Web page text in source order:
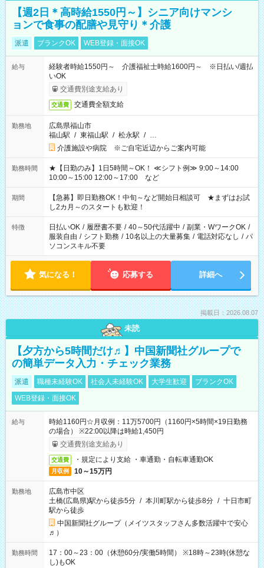
【週2日＊高時給1550円～】シニア向けマンシ
ョンで食事の配膳や見守り＊介護
派遣 ブランクOK WEB登録・面接OK
給与
経験者時給1550円～ 介護福祉士時給1600円～ ※日払い/週払
いOK
交通費別途支給あり
交通費 交通費全額支給
勤務地
広島県福山市
福山駅 / 東福山駅 / 松永駅 / …
介護施設や病院 ※ご自宅近辺からご案内可能
勤務時間
★【日勤のみ】1日5時間～OK！ ≪シフト例≫ 9:00～14:00
10:00～15:00 12:00～17:00 など
期間
【急募】即日勤務OK！中旬～など開始日相談可 ★まずはお試
し2カ月～のスタートも歓迎！
特徴 日払いOK / 履歴書不要 / 40～50代活躍中 / 副業・WワークOK /
服装自由 / シフト勤務 / 10名以上の大量募集 / 電話対応なし / パ
ソコンスキル不要
気になる！ 応募する 詳細へ
掲載日：2026.08.07
未読
【夕方から5時間だけ♬】中国新聞社グループで
の簡単データ入力・チェック業務
派遣 職種未経験OK 社会人未経験OK 大学生歓迎
ブランクOK
WEB登録・面接OK
給与
時給1160円☆月収例：11万5700円（1160円×5時間×19日勤務
の場合） ※22:00以降は時給1,450円
交通費別途支給あり
交通費 ・規定により支給 ・車通勤・自転車通勤OK
月収例 10～15万円
勤務地
広島市中区
土橋(広島県)駅から徒歩5分 / 本川町駅から徒歩8分 / 十日市町
駅から徒歩
中国新聞社グループ（メイツスタッフさん多数活躍中で安心
♬）
勤務時間
17：00～23：00（休憩60分/実働5時間） ※18時～23時(休憩な
し)もOK